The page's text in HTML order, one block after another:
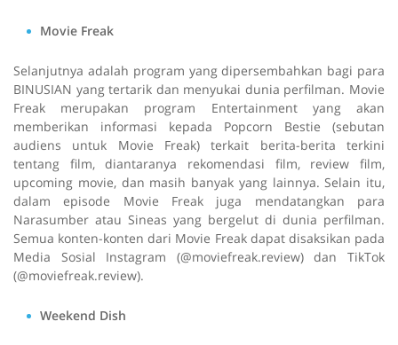
Movie Freak
Selanjutnya adalah program yang dipersembahkan bagi para
BINUSIAN yang tertarik dan menyukai dunia perfilman. Movie
Freak merupakan program Entertainment yang akan
memberikan informasi kepada Popcorn Bestie (sebutan
audiens untuk Movie Freak) terkait berita-berita terkini
tentang film, diantaranya rekomendasi film, review film,
upcoming movie, dan masih banyak yang lainnya. Selain itu,
dalam episode Movie Freak juga mendatangkan para
Narasumber atau Sineas yang bergelut di dunia perfilman.
Semua konten-konten dari Movie Freak dapat disaksikan pada
Media Sosial Instagram (@moviefreak.review) dan TikTok
(@moviefreak.review).
Weekend Dish